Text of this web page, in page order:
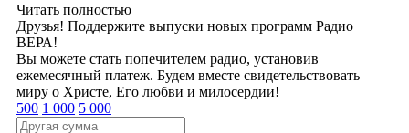
Читать полностью
Друзья! Поддержите выпуски новых программ Радио
ВЕРА!
Вы можете стать попечителем радио, установив
ежемесячный платеж. Будем вместе свидетельствовать
миру о Христе, Его любви и милосердии!
500 1 000 5 000